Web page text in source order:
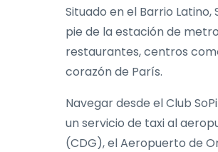
Situado en el Barrio
pie de la estación de
restaurantes, centros
corazón de París.
Navegar desde el Club
un servicio de taxi al
(CDG), el Aeropuerto de